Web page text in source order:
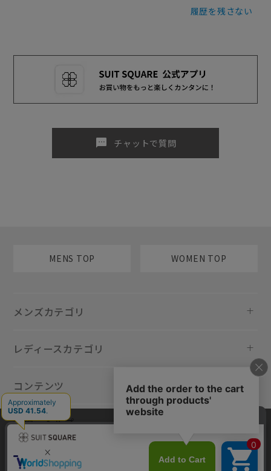
履歴を残さない
sms チャットで質問
MENS TOP WOMEN TOP
メンズカテゴリ
レディースカテゴリ
コンテンツ
規約・ヘルプ
当サイトでは利用体験の向上およびコンテンツの最適な提供、トラフィ
ックの分析を目的としてCookieを使用しています。サイトの閲覧を継続
された場合、Cookieの利用に同意したものといたします。詳細について